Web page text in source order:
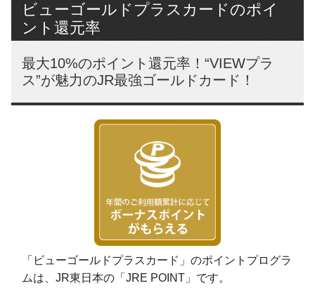
ビューゴールドプラスカードのポイ
ント還元率
最大10%のポイント還元率！“VIEWプラ
ス”が魅力のJR最強ゴールドカード！
「ビューゴールドプラスカード」のポイントプログラ
ムは、JR東日本の「JRE POINT」です。